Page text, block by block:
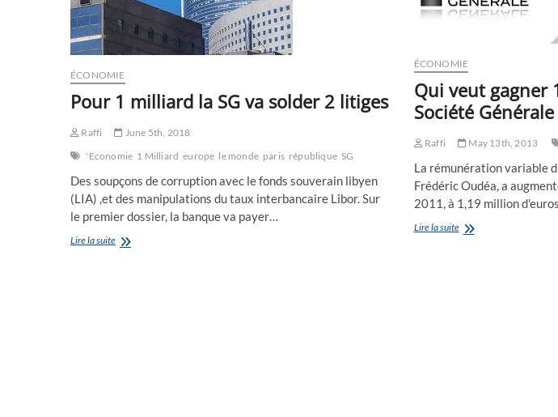
ÉCONOMIE
Pour 1 milliard la SG va solder 2 litiges
Raffi
June 5th, 2018
'Economie 1 Milliard europe le monde paris république SG
Des soupçons de corruption avec le fonds souverain libyen
(LIA) ,et des manipulations du taux interbancaire Libor. Sur
le premier dossier, la banque va payer…
Lire la suitePour
ÉCONOMIE
Qui veut gagner
Société
Raffi May 13th, 2013
La rémunération variable
Frédéric Oudéa, a
2011, à 1,19 million
Lire la suiteQui